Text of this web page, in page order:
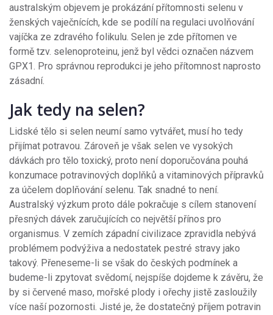
australským objevem je prokázání přítomnosti selenu v
ženských vaječnících, kde se podílí na regulaci uvolňování
vajíčka ze zdravého folikulu. Selen je zde přítomen ve
formě tzv. selenoproteinu, jenž byl vědci označen názvem
GPX1. Pro správnou reprodukci je jeho přítomnost naprosto
zásadní.
Jak tedy na selen?
Lidské tělo si selen neumí samo vytvářet, musí ho tedy
přijímat potravou. Zároveň je však selen ve vysokých
dávkách pro tělo toxický, proto není doporučována pouhá
konzumace potravinových doplňků a vitaminových přípravků
za účelem doplňování selenu. Tak snadné to není.
Australský výzkum proto dále pokračuje s cílem stanovení
přesných dávek zaručujících co největší přínos pro
organismus. V zemích západní civilizace zpravidla nebývá
problémem podvýživa a nedostatek pestré stravy jako
takový. Přeneseme-li se však do českých podmínek a
budeme-li zpytovat svědomí, nejspíše dojdeme k závěru, že
by si červené maso, mořské plody i ořechy jistě zasloužily
více naší pozornosti. Jisté je, že dostatečný příjem potravin